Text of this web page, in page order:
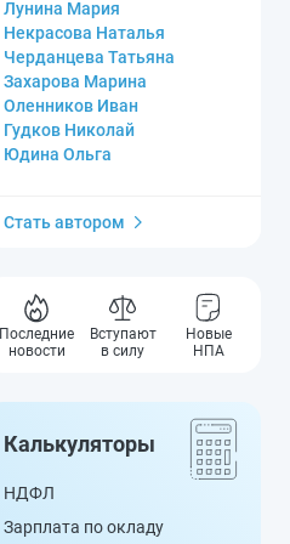
Лунина Мария
Некрасова Наталья
Черданцева Татьяна
Захарова Марина
Оленников Иван
Гудков Николай
Юдина Ольга
Стать автором
Последние
новости
Вступают
в силу
Новые
НПА
Калькуляторы
НДФЛ
Зарплата по окладу